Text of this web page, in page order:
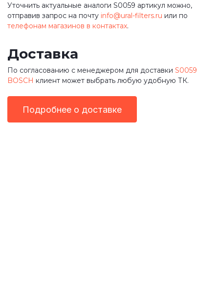
Уточнить актуальные аналоги S0059 артикул можно,
отправив запрос на почту info@ural-filters.ru или по
телефонам магазинов в контактах.
Доставка
По согласованию с менеджером для доставки S0059
BOSCH клиент может выбрать любую удобную ТК.
Подробнее о доставке